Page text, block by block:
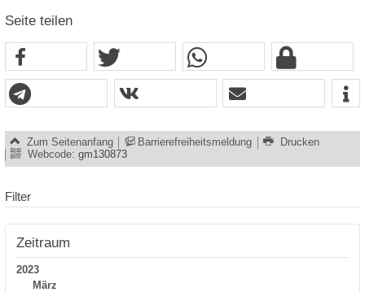
Seite teilen
Zum Seitenanfang Barrierefreiheitsmeldung
Drucken
Webcode: gm130873
Filter
Zeitraum
2023
März